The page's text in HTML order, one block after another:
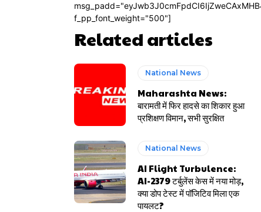
f_pp_font_weight="500"]
Related articles
National News
Maharashta News:
बारामती में फिर हादसे का शिकार हुआ
प्रशिक्षण विमान, सभी सुरक्षित
National News
AI Flight Turbulence:
AI-2379 टर्बुलेंस केस में नया मोड़,
क्या डोप टेस्ट में पॉजिटिव मिला एक
पायलट?